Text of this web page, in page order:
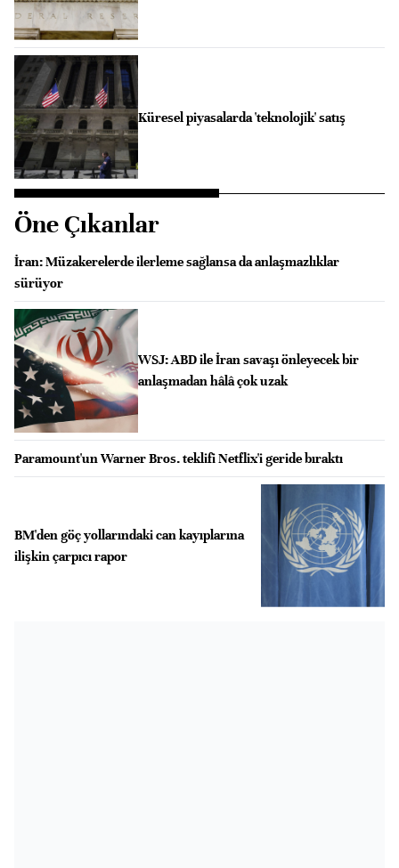
Küresel piyasalarda 'teknolojik' satış
Öne Çıkanlar
İran: Müzakerelerde ilerleme sağlansa da anlaşmazlıklar
sürüyor
WSJ: ABD ile İran savaşı önleyecek bir
anlaşmadan hâlâ çok uzak
Paramount'un Warner Bros. teklifi Netflix'i geride bıraktı
BM'den göç yollarındaki can kayıplarına
ilişkin çarpıcı rapor